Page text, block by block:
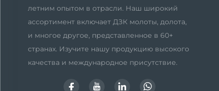
летним опытом в отрасли. Наш широкий
ассортимент включает ДЗК молоты, долота,
и многое другое, представленное в 60+
странах. Изучите нашу продукцию высокого
качества и международное присутствие.